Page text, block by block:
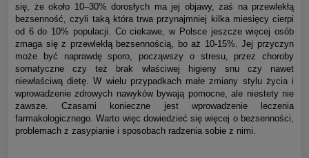
się, że około 10–30% dorosłych ma jej objawy, zaś na przewlekłą
bezsenność, czyli taką która trwa przynajmniej kilka miesięcy cierpi
od 6 do 10% populacji. Co ciekawe, w Polsce jeszcze więcej osób
zmaga się z przewlekłą bezsennością, bo aż 10-15%. Jej przyczyn
może być naprawdę sporo, począwszy o stresu, przez choroby
somatyczne czy też brak właściwej higieny snu czy nawet
niewłaściwą dietę. W wielu przypadkach małe zmiany stylu życia i
wprowadzenie zdrowych nawyków bywają pomocne, ale niestety nie
zawsze. Czasami konieczne jest wprowadzenie leczenia
farmakologicznego. Warto więc dowiedzieć się więcej o bezsenności,
problemach z zasypianie i sposobach radzenia sobie z nimi.